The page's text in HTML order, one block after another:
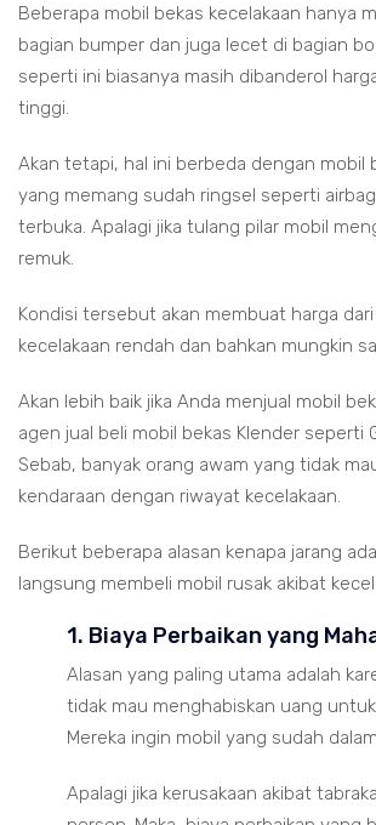
Beberapa mobil bekas kecelakaan hanya
bagian bumper dan juga lecet di bagian
seperti ini biasanya masih dibanderol
tinggi.
Akan tetapi, hal ini berbeda dengan mobil
yang memang sudah ringsel seperti
terbuka. Apalagi jika tulang pilar mobil
remuk.
Kondisi tersebut akan membuat harga
kecelakaan rendah dan bahkan mungkin
Akan lebih baik jika Anda menjual mobil
agen jual beli mobil bekas Klender seperti
Sebab, banyak orang awam yang tidak
kendaraan dengan riwayat kecelakaan.
Berikut beberapa alasan kenapa jarang
langsung membeli mobil rusak akibat
1. Biaya Perbaikan yang
Alasan yang paling utama adalah
tidak mau menghabiskan uang
Mereka ingin mobil yang sudah
Apalagi jika kerusakaan akibat